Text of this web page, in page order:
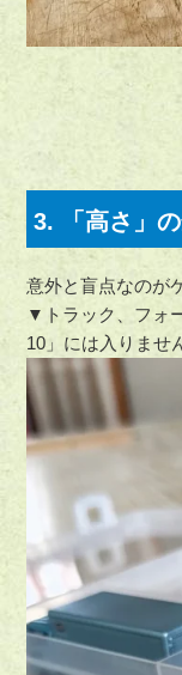
3. 「高さ」
意外と盲点なのが
▼トラック、フォ
10」には入りませ